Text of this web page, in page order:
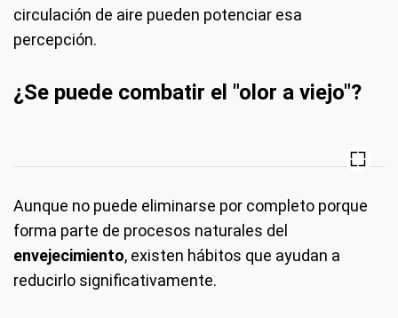
circulación de aire pueden potenciar esa
percepción.
¿Se puede combatir el "olor a viejo"?
Aunque no puede eliminarse por completo porque
forma parte de procesos naturales del
envejecimiento, existen hábitos que ayudan a
reducirlo significativamente.